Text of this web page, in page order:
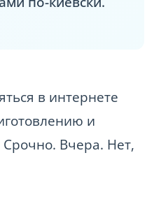
в интернете
и
Вчера. Нет,